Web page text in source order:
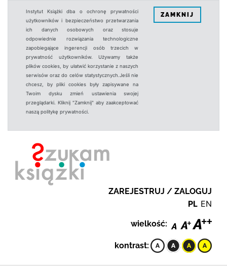
Instytut Książki dba o ochronę prywatności
użytkowników i bezpieczeństwo przetwarzania
ich danych osobowych oraz stosuje
odpowiednie rozwiązania technologiczne
zapobiegające ingerencji osób trzecich w
prywatność użytkowników. Używamy także
plików cookies, by ułatwić korzystanie z naszych
serwisów oraz do celów statystycznych.Jeśli nie
chcesz, by pliki cookies były zapisywane na
Twoim dysku zmień ustawienia swojej
przeglądarki. Kliknij "Zamknij" aby zaakceptować
naszą politykę prywatności.
ZAMKNIJ
ZAREJESTRUJ / ZALOGUJ
PL EN
wielkość:
kontrast: